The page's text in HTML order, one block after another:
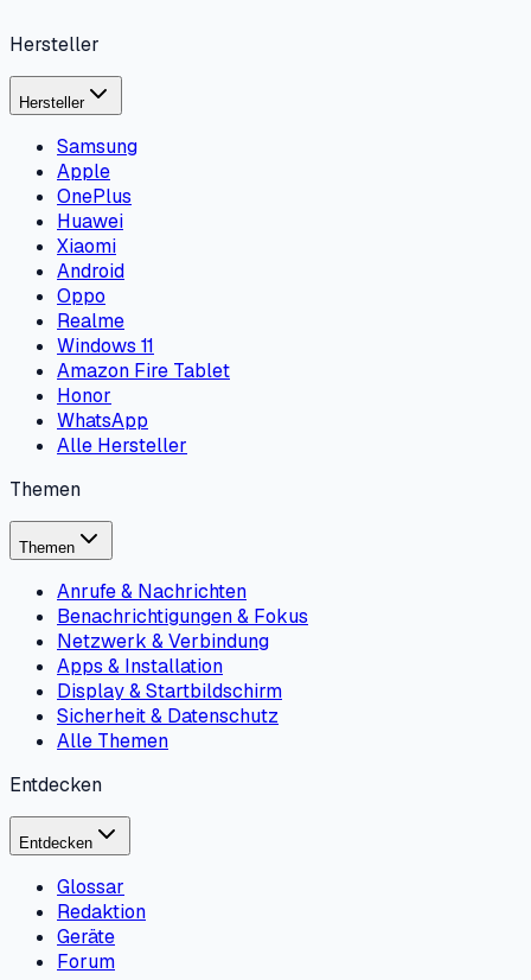
Hersteller
Hersteller
Samsung
Apple
OnePlus
Huawei
Xiaomi
Android
Oppo
Realme
Windows 11
Amazon Fire Tablet
Honor
WhatsApp
Alle Hersteller
Themen
Themen
Anrufe & Nachrichten
Benachrichtigungen & Fokus
Netzwerk & Verbindung
Apps & Installation
Display & Startbildschirm
Sicherheit & Datenschutz
Alle Themen
Entdecken
Entdecken
Glossar
Redaktion
Geräte
Forum